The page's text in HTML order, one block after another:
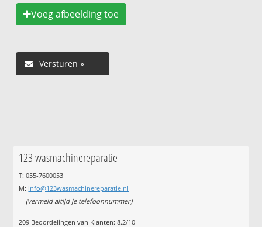
Voeg afbeelding toe
123 wasmachinereparatie
T: 055-7600053
M: info@123wasmachinereparatie.nl
(vermeld altijd je telefoonnummer)
209 Beoordelingen van Klanten:8.2/10